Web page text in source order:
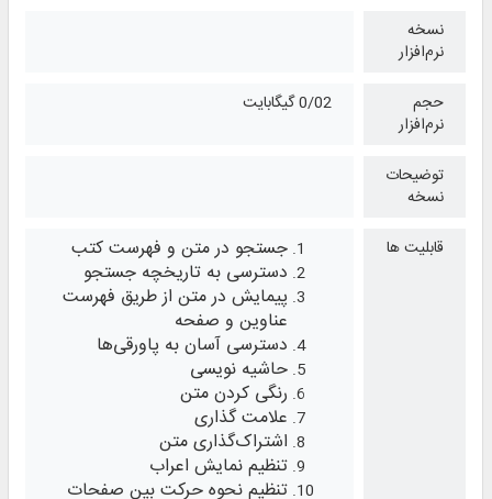
نسخه
نرم‌افزار
حجم
نرم‌افزار
0/02 گیگابایت
توضیحات
نسخه
قابلیت ها
جستجو در متن و فهرست کتب
دسترسی به تاریخچه جستجو
پیمایش در متن از طریق فهرست
عناوین و صفحه
دسترسی آسان به پاورقی‌ها
حاشیه نویسی
رنگی کردن متن
علامت گذاری
اشتراک‌گذاری متن
تنظیم نمایش اعراب
تنظیم نحوه حرکت بین صفحات